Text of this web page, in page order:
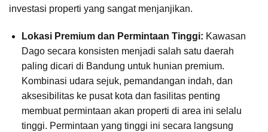
investasi properti yang sangat menjanjikan.
Lokasi Premium dan Permintaan Tinggi: Kawasan
Dago secara konsisten menjadi salah satu daerah
paling dicari di Bandung untuk hunian premium.
Kombinasi udara sejuk, pemandangan indah, dan
aksesibilitas ke pusat kota dan fasilitas penting
membuat permintaan akan properti di area ini selalu
tinggi. Permintaan yang tinggi ini secara langsung